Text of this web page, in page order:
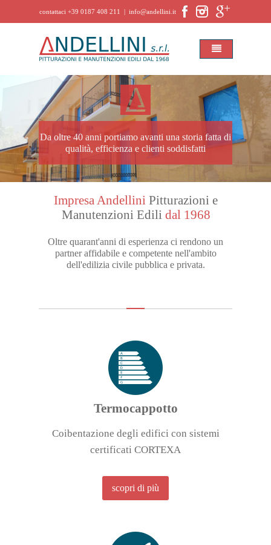
Impresa Andellini Pitturazioni e
Manutenzioni Edili dal 1968
Termocappotto
Coibentazione degli edifici con sistemi
certificati CORTEXA
scopri di più
Oltre quarant'anni di esperienza ci rendono un
partner affidabile e competente nell'ambito
dell'edilizia civile pubblica e privata.
Da oltre 40 anni portiamo avanti una storia fatta di
qualità, efficienza e clienti soddisfatti
contattaci +39 0187 408 211 | info@andellini.it